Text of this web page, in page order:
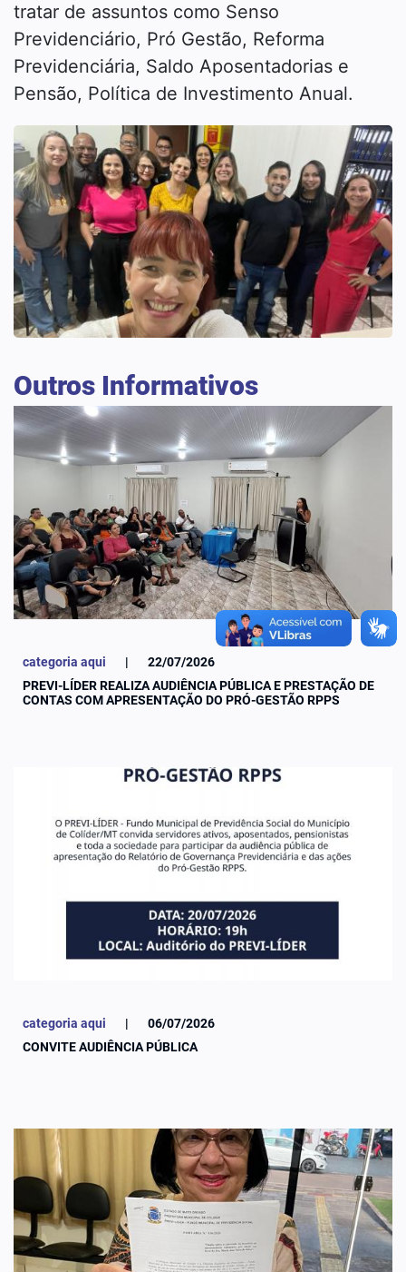
tratar de assuntos como Senso
Previdenciário, Pró Gestão, Reforma
Previdenciária, Saldo Aposentadorias e
Pensão, Política de Investimento Anual.
Outros Informativos
categoria aqui |
22/07/2026
PREVI-LÍDER REALIZA AUDIÊNCIA PÚBLICA E PRESTAÇÃO DE
CONTAS COM APRESENTAÇÃO DO PRÓ-GESTÃO RPPS
categoria aqui |
06/07/2026
CONVITE AUDIÊNCIA PÚBLICA